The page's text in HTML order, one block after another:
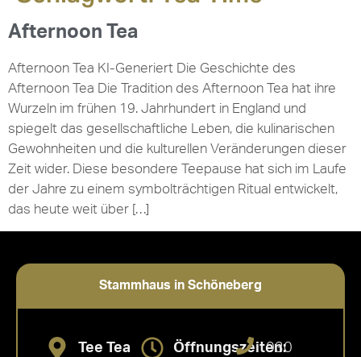
Afternoon Tea
Afternoon Tea KI-Generiert Die Geschichte des
Afternoon Tea Die Tradition des Afternoon Tea hat ihre
Wurzeln im frühen 19. Jahrhundert in England und
spiegelt das gesellschaftliche Leben, die kulinarischen
Gewohnheiten und die kulturellen Veränderungen dieser
Zeit wider. Diese besondere Teepause hat sich im Laufe
der Jahre zu einem symbolträchtigen Ritual entwickelt,
das heute weit über […]
Stammhaus in Schöneberg
Tee Tea
Öffnungszeiten:
030